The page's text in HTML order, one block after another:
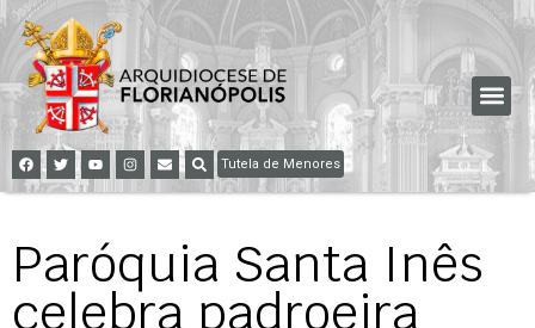
Tutela de Menores
Paróquia Santa Inês
celebra padroeira